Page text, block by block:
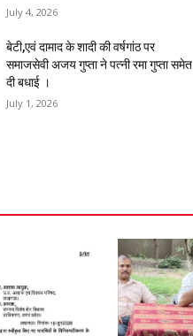
July 4, 2026
बेटी,एवं दामाद के शादी की वर्षगांठ पर
समाजसेवी अजय गुप्ता ने पत्नी रमा गुप्ता समेत
दी बधाई ।
July 1, 2026